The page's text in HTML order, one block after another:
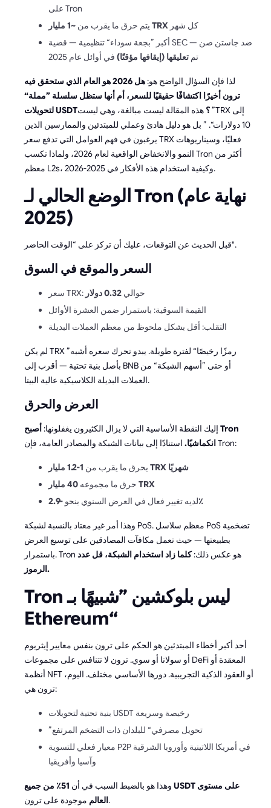
على Tron
يتم حرق ما يقرب من ~1 مليار TRX كل شهر
أكبر ”بجعة سوداء“ تنظيمية — قضية SEC ضد جاستن صن —
تم تعليقها (إيقافها مؤقتًا) في أوائل عام 2025
لذا فإن السؤال الواضح هو:
هل 2026 هو العام الذي ستحقق فيه
ترون أخيرًا اكتشافًا حقيقيًا للسعر، أم أنها ستظل سلسلة ”مملة“
لتحويلات USDT؟ هذه المقالة ليست مبالغة، وهي ليست ”TRX إلى
10 دولارات“. ” بل هو دليل هادئ وعملي للمبتدئين والممارسين الذين
يرغبون في فهم العوامل التي تدفع سعر TRX فعليًا، وسيناريوهات
النمو والانخفاض الواقعية لعام 2026، ولماذا تكسب Tron أكثر من
معظم L2s، وكيفية استخدام هذه الأفكار في 2025-2026.
الوضع الحالي لـ Tron (نهاية عام
2025)
قبل الحديث عن التوقعات، عليك أن تركز على “الوقت الحاضر".
السعر والموقع في السوق
سعر TRX: حوالي 0.32 دولار
القيمة السوقية: باستمرار ضمن العشرة الأوائل
التقلب: أقل بشكل ملحوظ من معظم العملات البديلة
لم يكن TRX ”رمزًا رخيصًا“ لفترة طويلة. يبدو تحرك سعره أشبه
بأصل بنية تحتية — أقرب إلى BNB أو حتى ”أسهم الشبكة“ من
العملات البديلة الكلاسيكية عالية البيتا.
العرض والحرق
إليك النقطة الأساسية التي لا يزال الكثيرون يغفلونها:أصبح Tron
انكماشيًا.استنادًا إلى بيانات الشبكة والمصادر العامة، فإن Tron:
يحرق ما يقرب من
1-1.2 مليار TRX شهريًا
حرق ما مجموعه 40 مليار TRX
لديه تغيير فعال في العرض السنوي بنحو-2.9٪
وهذا أمر غير معتاد بالنسبة لشبكة PoS. معظم سلاسل PoS تضخمية
بطبيعتها — حيث تعمل مكافآت المصادقين على توسيع العرض
باستمرار. Tron هو عكس ذلك:كلما زاد استخدام الشبكة، قل عدد
الرموز.
Tron ليس بلوكشين ”شبيهًا بـ
Ethereum“
أحد أكبر أخطاء المبتدئين هو الحكم على ترون بنفس معايير إيثريوم
أو سولانا أو سوي. ترون لا تتنافس على مجموعات DeFi المعقدة أو
أنظمة NFT أو العقود الذكية التجريبية. دورها الأساسي مختلف. اليوم،
ترون هي:
بنية تحتية لتحويلات USDT رخيصة وسريعة
”تحويل مصرفي“ للبلدان ذات التضخم المرتفع
معيار فعلي للتسوية P2P في أمريكا اللاتينية وأوروبا الشرقية
وآسيا وأفريقيا
وهذا هو بالضبط السبب في أن
51٪ من جميع USDT على مستوى
العالمموجودة على ترون.